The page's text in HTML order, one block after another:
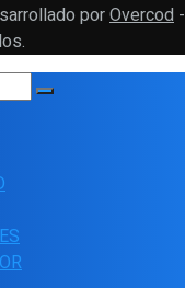
porOvercod